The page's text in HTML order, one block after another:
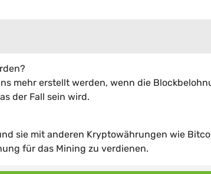
mehr erstellt werden, wenn die
der Fall sein wird.
sie mit anderen Kryptowährungen wie
für das Mining zu verdienen.